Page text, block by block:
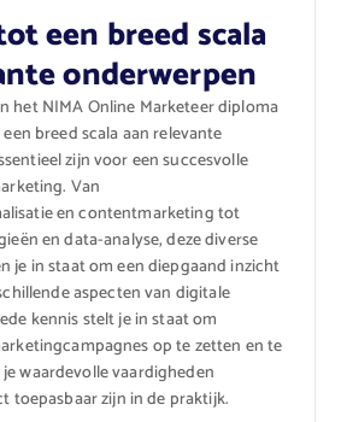
een breed scala
onderwerpen
het NIMA Online Marketeer diploma
breed scala aan relevante
zijn voor een succesvolle
Van
en contentmarketing tot
en data-analyse, deze diverse
je in staat om een diepgaand inzicht
aspecten van digitale
kennis stelt je in staat om
op te zetten en te
waardevolle vaardigheden
toepasbaar zijn in de praktijk.